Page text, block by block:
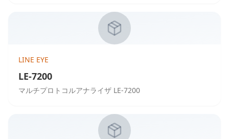
LINE EYE
LE-7200
マルチプロトコルアナライザ LE-7200